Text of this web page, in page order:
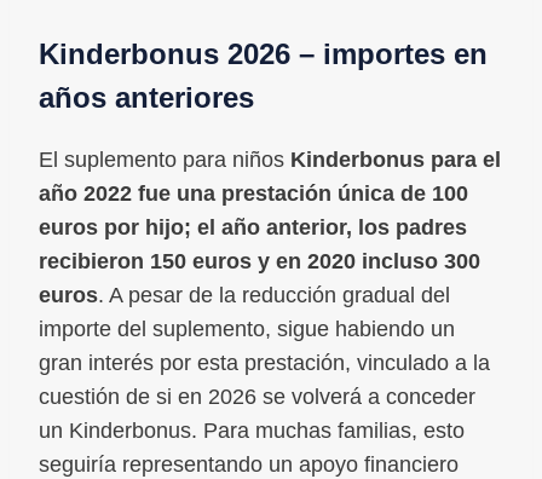
Kinderbonus 2026 – importes en
años anteriores
El suplemento para niños Kinderbonus para el
año 2022 fue una prestación única de 100
euros por hijo; el año anterior, los padres
recibieron 150 euros y en 2020 incluso 300
euros. A pesar de la reducción gradual del
importe del suplemento, sigue habiendo un
gran interés por esta prestación, vinculado a la
cuestión de si en 2026 se volverá a conceder
un Kinderbonus. Para muchas familias, esto
seguiría representando un apoyo financiero